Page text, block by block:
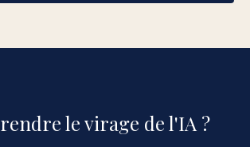
le virage de l'IA ?